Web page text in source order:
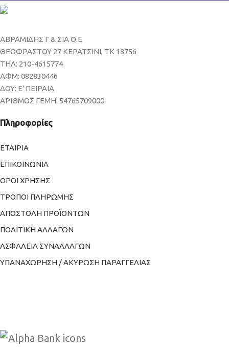
ΑΒΡΑΜΙΔΗΣ Γ & ΣΙΑ Ο.Ε
ΘΕΟΦΡΑΣΤΟΥ 27 ΚΕΡΑΤΣΙΝΙ, ΤΚ 18756
ΤΗΛ: 210-4615774
ΑΦΜ: 082830446
ΔΟΥ: Ε' ΠΕΙΡΑΙΑ
ΑΡΙΘΜΟΣ ΓΕΜΗ: 54765709000
Πληροφορίες
ΕΤΑΙΡΙΑ
ΕΠΙΚΟΙΝΩΝΙΑ
ΟΡΟΙ ΧΡΗΣΗΣ
ΤΡΟΠΟΙ ΠΛΗΡΩΜΗΣ
ΑΠΟΣΤΟΛΗ ΠΡΟΪΟΝΤΩΝ
ΠΟΛΙΤΙΚΗ ΑΛΛΑΓΩΝ
ΑΣΦΑΛΕΙΑ ΣΥΝΑΛΛΑΓΩΝ
ΥΠΑΝΑΧΩΡΗΣΗ / ΑΚΥΡΩΣΗ ΠΑΡΑΓΓΕΛΙΑΣ